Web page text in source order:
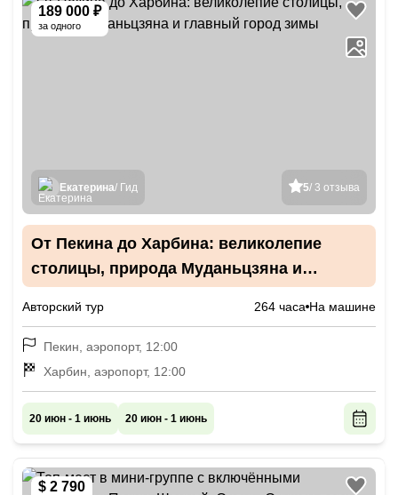
189 000 ₽
за одного
5/ 3 отзыва
Екатерина/ Гид
От Пекина до Харбина: великолепие
столицы, природа Муданьцзяна и
Авторский тур 264 часа На машине
Пекин, аэропорт, 12:00
Харбин, аэропорт, 12:00
20 июн - 1 июнь 20 июн - 1 июнь
$ 2 790